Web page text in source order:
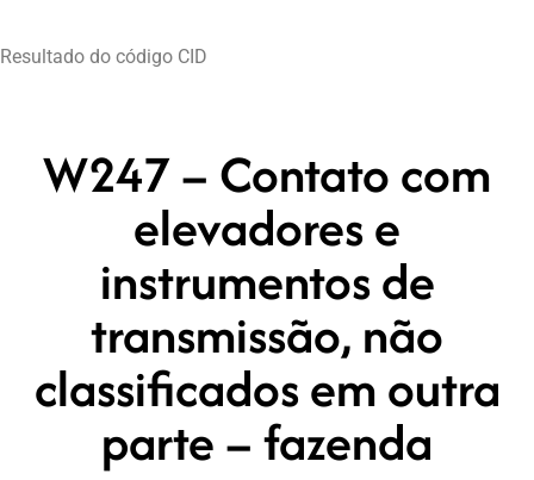
Resultado do código CID
W247 – Contato com
elevadores e
instrumentos de
transmissão, não
classificados em outra
parte – fazenda